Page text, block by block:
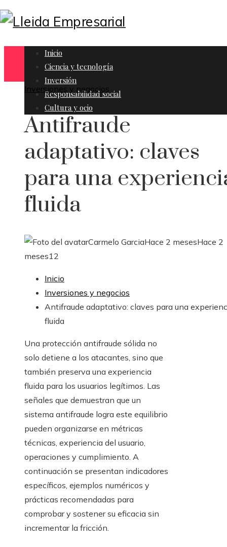
Inicio
Ciencia y tecnología
Inversión
Responsabilidad social
Cultura y ocio
Inversiones y negocios
Antifraude
adaptativo: claves
para una
fluida
Carmelo GarciaHace 2 mesesHace 2
meses12
Inicio
Inversiones y negocios
Antifraude adaptativo: claves para una
fluida
Una protección antifraude sólida no
solo detiene a los atacantes, sino que
también preserva una experiencia
fluida para los usuarios legítimos. Las
señales que demuestran que un
sistema antifraude logra este equilibrio
pueden organizarse en métricas
técnicas, experiencia del usuario,
operaciones y cumplimiento. A
continuación se presentan indicadores
específicos, ejemplos numéricos y
prácticas recomendadas para
comprobar y sostener su eficacia sin
incrementar la fricción.